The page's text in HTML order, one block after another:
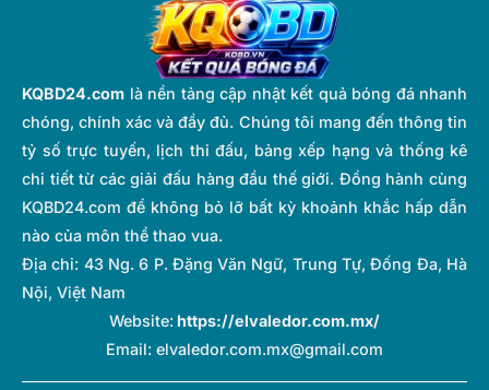
KQBD24.com là nền tảng cập nhật kết quả bóng đá nhanh
chóng, chính xác và đầy đủ. Chúng tôi mang đến thông tin
tỷ số trực tuyến, lịch thi đấu, bảng xếp hạng và thống kê
chi tiết từ các giải đấu hàng đầu thế giới. Đồng hành cùng
KQBD24.com để không bỏ lỡ bất kỳ khoảnh khắc hấp dẫn
nào của môn thể thao vua.
Địa chỉ: 43 Ng. 6 P. Đặng Văn Ngữ, Trung Tự, Đống Đa, Hà
Nội, Việt Nam
Website:https://elvaledor.com.mx/
Email: elvaledor.com.mx@gmail.com